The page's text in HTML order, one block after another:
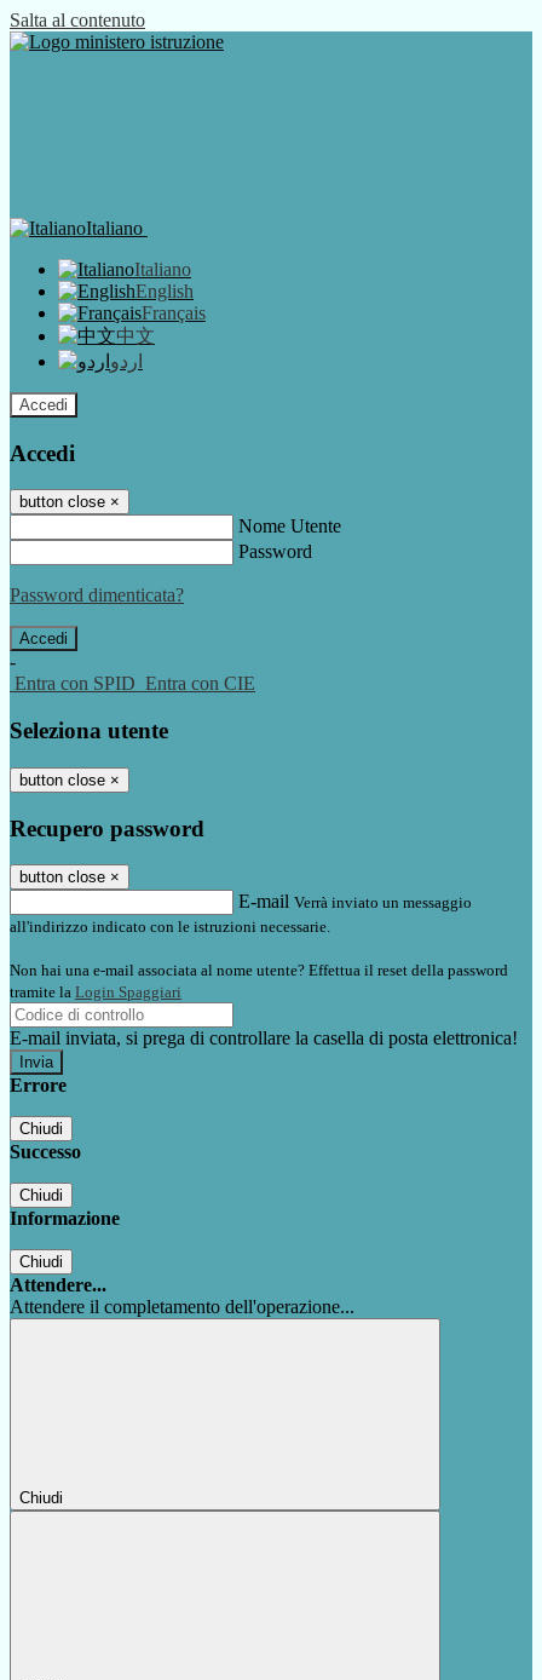
Salta al contenuto
Italiano
Italiano
English
Français
中文
اردو
Accedi
Accedi
button close ×
Nome Utente
Password
Password dimenticata?
-
Entra con SPID Entra con CIE
Seleziona utente
button close ×
Recupero password
button close ×
E-mail Verrà inviato un messaggio
all'indirizzo indicato con le istruzioni necessarie.
Non hai una e-mail associata al nome utente? Effettua il reset della password
tramite la Login Spaggiari
E-mail inviata, si prega di controllare la casella di posta elettronica!
Errore
Chiudi
Successo
Chiudi
Informazione
Chiudi
Attendere...
Attendere il completamento dell'operazione...
Chiudi